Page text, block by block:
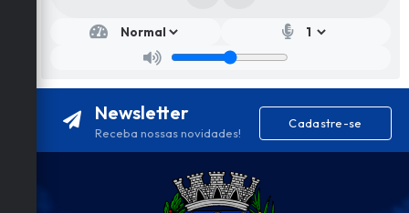
Newsletter
Receba nossas novidades!
Cadastre-se